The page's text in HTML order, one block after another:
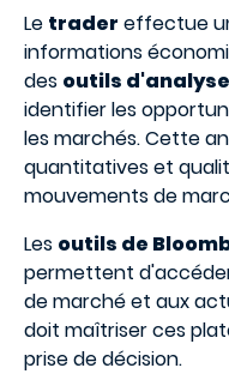
Le trader effectue
informations
des outils
identifier les
les marchés. Cette
quantitatives et
mouvements de
Les outils de
permettent
de marché et aux
doit maîtriser ces
prise de décision.